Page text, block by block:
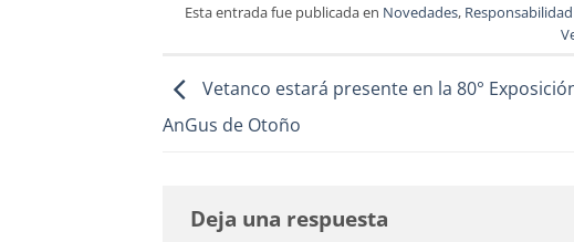
Esta entrada fue publicada en Novedades,
Vetanco estará presente en la 80°
AnGus de Otoño
Deja una respuesta